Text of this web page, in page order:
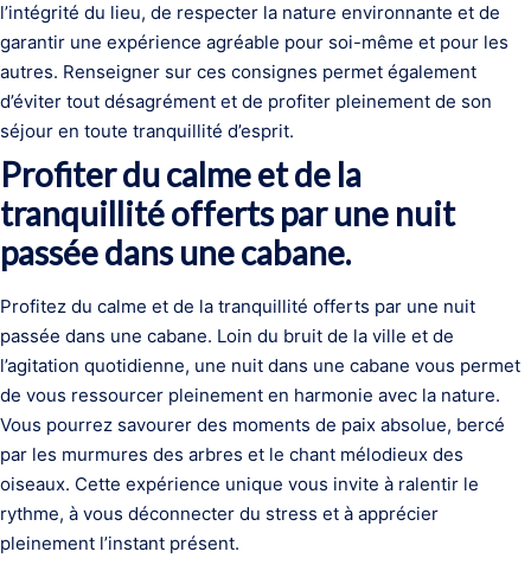
l’intégrité du lieu, de respecter la nature environnante et de
garantir une expérience agréable pour soi-même et pour les
autres. Renseigner sur ces consignes permet également
d’éviter tout désagrément et de profiter pleinement de son
séjour en toute tranquillité d’esprit.
Profiter du calme et de la
tranquillité offerts par une nuit
passée dans une cabane.
Profitez du calme et de la tranquillité offerts par une nuit
passée dans une cabane. Loin du bruit de la ville et de
l’agitation quotidienne, une nuit dans une cabane vous permet
de vous ressourcer pleinement en harmonie avec la nature.
Vous pourrez savourer des moments de paix absolue, bercé
par les murmures des arbres et le chant mélodieux des
oiseaux. Cette expérience unique vous invite à ralentir le
rythme, à vous déconnecter du stress et à apprécier
pleinement l’instant présent.